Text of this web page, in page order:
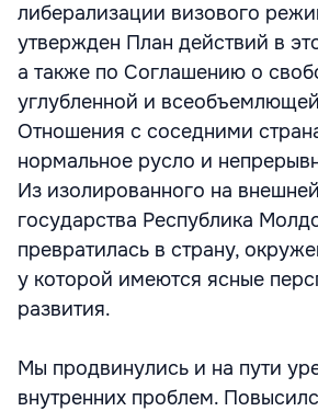
либерализации визового
утвержден План действий в
а также по Соглашению о
углубленной и
Отношения с соседними
нормальное русло и
Из изолированного на
государства Республика
превратилась в страну,
у которой имеются ясные
развития.
Мы продвинулись и на пути
внутренних проблем.